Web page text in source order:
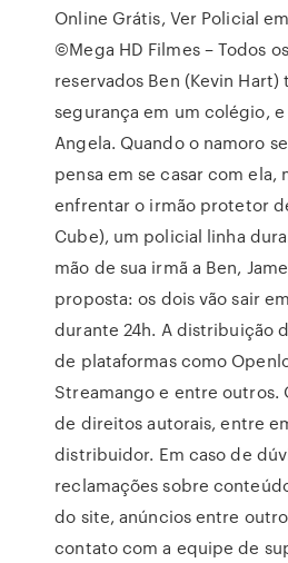
Online Grátis, Ver Policial
©Mega HD Filmes – Todos
reservados Ben (Kevin
segurança em um colégio, e
Angela. Quando o namoro
pensa em se casar com ela,
enfrentar o irmão protetor
Cube), um policial linha
mão de sua irmã a Ben,
proposta: os dois vão sair
durante 24h. A distribuição
de plataformas como
Streamango e entre outros.
de direitos autorais, entre
distribuidor. Em caso de
reclamações sobre
do site, anúncios entre
contato com a equipe de